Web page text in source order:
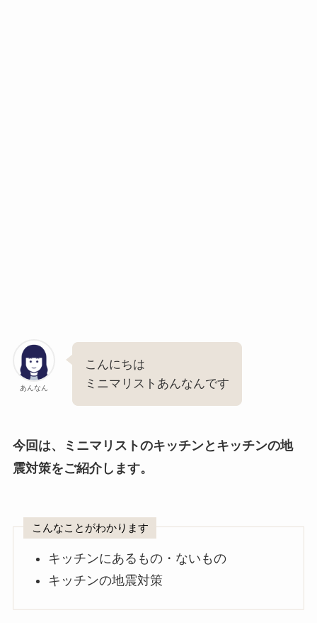
あんなん
こんにちは
ミニマリストあんなんです
今回は、ミニマリストのキッチンとキッチンの地
震対策をご紹介します。
こんなことがわかります
キッチンにあるもの・ないもの
キッチンの地震対策